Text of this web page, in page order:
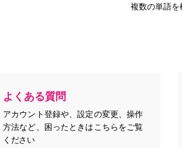
複数の単語を
よくある質問
アカウント登録や、設定の変更、操作
方法など、困ったときはこちらをご覧
ください